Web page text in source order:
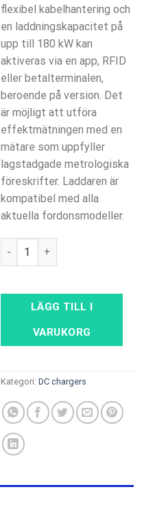
flexibel kabelhantering och
en laddningskapacitet på
upp till 180 kW kan
aktiveras via en app, RFID
eller betalterminalen,
beroende på version. Det
är möjligt att utföra
effektmätningen med en
mätare som uppfyller
lagstadgade metrologiska
föreskrifter. Laddaren är
kompatibel med alla
aktuella fordonsmodeller.
Sungrow IDC 180E kW 120/
LÄGG TILL I
VARUKORG
Kategori: DC chargers